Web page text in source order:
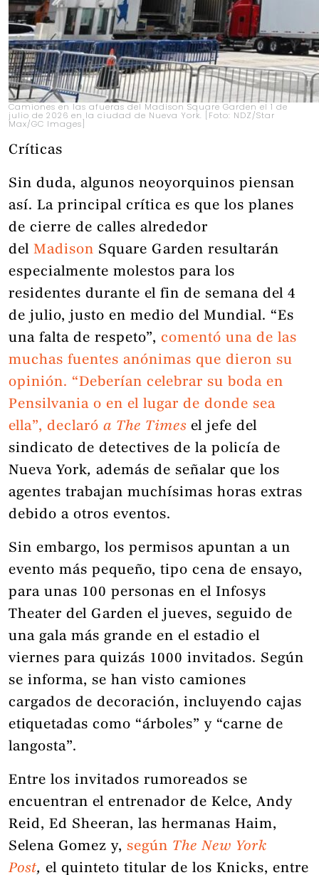
Camiones en las afueras del Madison Square Garden el 1 de
julio de 2026 en la ciudad de Nueva York. [Foto: NDZ/Star
Max/GC Images]
Críticas
Sin duda, algunos neoyorquinos piensan
así. La principal crítica es que los planes
de cierre de calles alrededor
del Madison Square Garden resultarán
especialmente molestos para los
residentes durante el fin de semana del 4
de julio, justo en medio del Mundial. “Es
una falta de respeto”, comentó una de las
muchas fuentes anónimas que dieron su
opinión. “Deberían celebrar su boda en
Pensilvania o en el lugar de donde sea
ella”, declaró a The Times el jefe del
sindicato de detectives de la policía de
Nueva York, además de señalar que los
agentes trabajan muchísimas horas extras
debido a otros eventos.
Sin embargo, los permisos apuntan a un
evento más pequeño, tipo cena de ensayo,
para unas 100 personas en el Infosys
Theater del Garden el jueves, seguido de
una gala más grande en el estadio el
viernes para quizás 1000 invitados. Según
se informa, se han visto camiones
cargados de decoración, incluyendo cajas
etiquetadas como “árboles” y “carne de
langosta”.
Entre los invitados rumoreados se
encuentran el entrenador de Kelce, Andy
Reid, Ed Sheeran, las hermanas Haim,
Selena Gomez y, según The New York
Post, el quinteto titular de los Knicks, entre